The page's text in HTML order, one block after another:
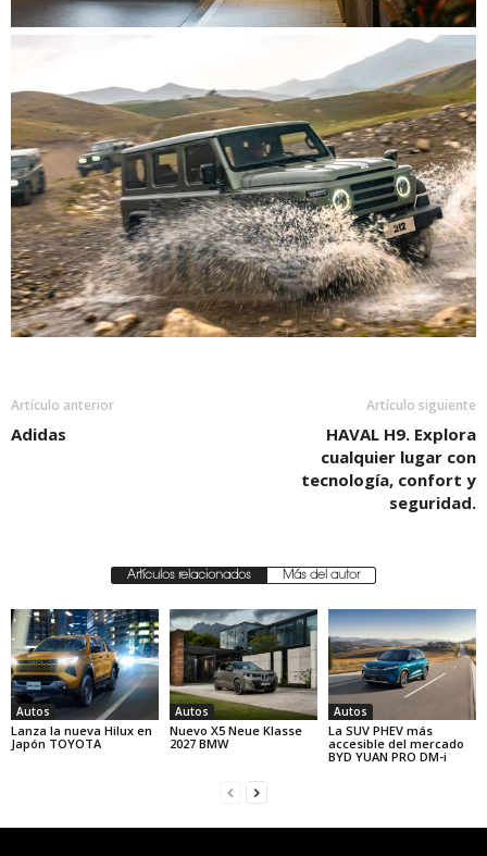
Artículo anterior
Adidas
Artículo siguiente
HAVAL H9. Explora
cualquier lugar con
tecnología, confort y
seguridad.
Artículos relacionados Más del autor
Autos
Lanza la nueva Hilux en
Japón TOYOTA
Autos
Nuevo X5 Neue Klasse
2027 BMW
Autos
La SUV PHEV más
accesible del mercado
BYD YUAN PRO DM-i